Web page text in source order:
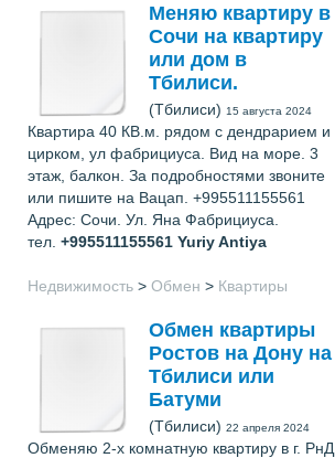
Меняю квартиру в
Сочи на квартиру
или дом в
Тбилиси.
(Тбилиси) 15 августа 2024
Квартира 40 КВ.м. рядом с дендрарием и
цирком, ул фабрициуса. Вид на море. 3
этаж, балкон. За подробностями звоните
или пишите на Вацап. +995511155561
Адрес: Сочи. Ул. Яна Фабрициуса.
тел. +995511155561 Yuriy Antiya
Недвижимость > Обмен > Квартиры
Обмен квартиры
Ростов на Дону на
Тбилиси или
Батуми
(Тбилиси) 22 апреля 2024
Обменяю 2-х комнатную квартиру в г. РнД